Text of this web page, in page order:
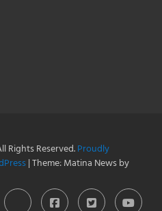
Rights Reserved.Proudly
|Theme: Matina News by